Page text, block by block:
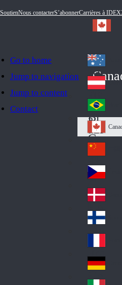
Go to home
Jump to navigation
Jump to content
Contact
SoutienNous contacterS’abonnerCarrières à
Au
str
ali
a
Au
stri
a
Br
azi
l
Ca
na
da
Ch
ina
Cz
ec
h
De
nm
ark
Fin
d
Fra
nc
e
Ge